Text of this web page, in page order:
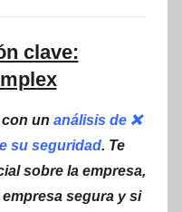
clave:
un análisis de ❌
su seguridad. Te
sobre la empresa,
segura y si